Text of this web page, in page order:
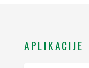
APLIKACIJE